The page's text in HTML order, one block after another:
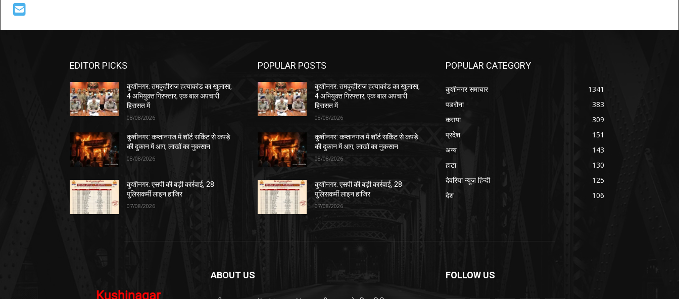
EDITOR PICKS
कुशीनगर: तमकुहीराज हत्याकांड का खुलासा,
4 अभियुक्त गिरफ्तार, एक बाल अपचारी
हिरासत में
08/08/2026
कुशीनगर: कप्तानगंज में शॉर्ट सर्किट से कपड़े
की दुकान में आग, लाखों का नुकसान
08/08/2026
कुशीनगर: एसपी की बड़ी कार्रवाई, 28
पुलिसकर्मी लाइन हाजिर
07/08/2026
POPULAR POSTS
कुशीनगर: तमकुहीराज हत्याकांड का खुलासा,
4 अभियुक्त गिरफ्तार, एक बाल अपचारी
हिरासत में
08/08/2026
कुशीनगर: कप्तानगंज में शॉर्ट सर्किट से कपड़े
की दुकान में आग, लाखों का नुकसान
08/08/2026
कुशीनगर: एसपी की बड़ी कार्रवाई, 28
पुलिसकर्मी लाइन हाजिर
07/08/2026
POPULAR CATEGORY
कुशीनगर समाचार
1341
पडरौना
383
कसया
309
प्रदेश
151
अन्य
143
हाटा
130
देवरिया न्यूज़ हिन्दी
125
देश
106
ABOUT US FOLLOW US